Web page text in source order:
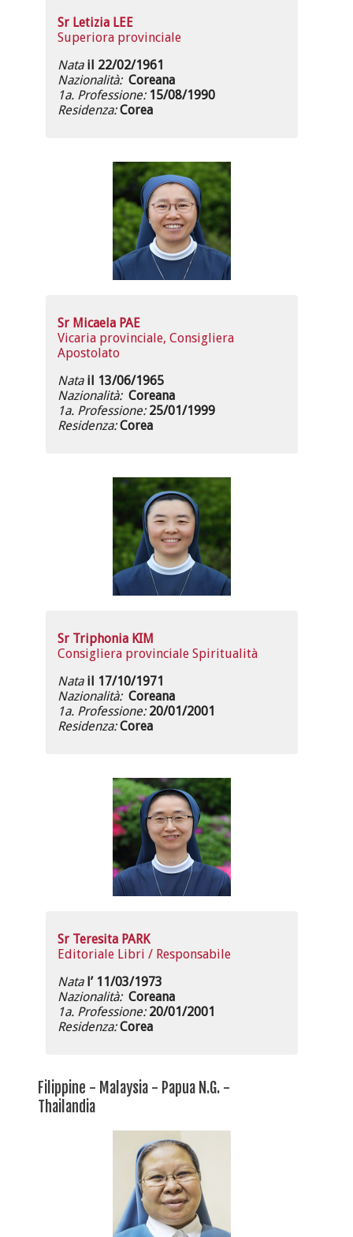
Sr Letizia LEE
Superiora provinciale
Nata il 22/02/1961
Nazionalità: Coreana
1a. Professione: 15/08/1990
Residenza:Corea
Sr Micaela PAE
Vicaria provinciale, Consigliera
Apostolato
Nata il 13/06/1965
Nazionalità: Coreana
1a. Professione: 25/01/1999
Residenza:Corea
Sr Triphonia KIM
Consigliera provinciale Spiritualità
Nata il 17/10/1971
Nazionalità: Coreana
1a. Professione: 20/01/2001
Residenza:Corea
Sr Teresita PARK
Editoriale Libri / Responsabile
Nata l’ 11/03/1973
Nazionalità: Coreana
1a. Professione: 20/01/2001
Residenza:Corea
Filippine - Malaysia - Papua N.G. -
Thailandia